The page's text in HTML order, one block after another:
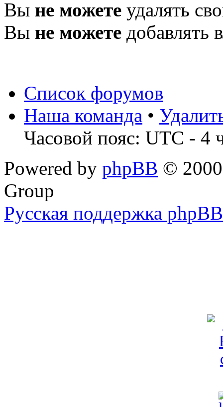
Вы не можете удалять
Вы не можете добавлять
Список форумов
Наша команда •
Часовой пояс: UTC - 4
Powered by phpBB ©
Group
Русская поддержка phpBB